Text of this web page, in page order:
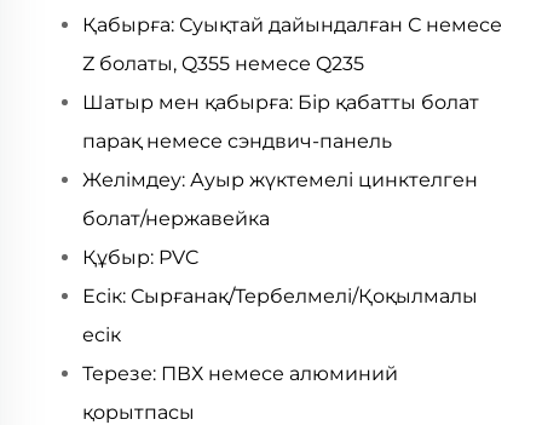
Қабырға: Суықтай дайындалған С немесе
Z болаты, Q355 немесе Q235
Шатыр мен қабырға: Бір қабатты болат
парақ немесе сэндвич-панель
Желімдеу: Ауыр жүктемелі цинктелген
болат/нержавейка
Құбыр: PVC
Есік: Сырғанақ/Тербелмелі/Қоқылмалы
есік
Терезе: ПВХ немесе алюминий
қорытпасы